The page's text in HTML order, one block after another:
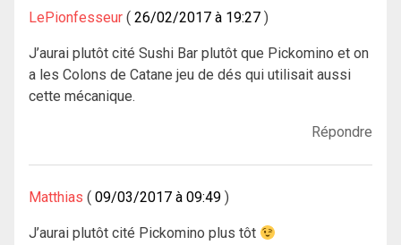
LePionfesseur 26/02/2017 à 19:27
J’aurai plutôt cité Sushi Bar plutôt que Pickomino et on
a les Colons de Catane jeu de dés qui utilisait aussi
cette mécanique.
Répondre
Matthias 09/03/2017 à 09:49
J’aurai plutôt cité Pickomino plus tôt